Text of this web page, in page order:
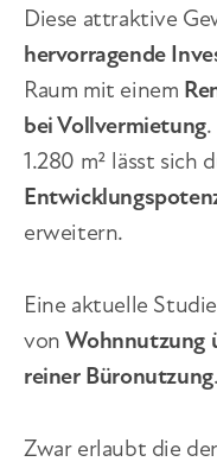
Diese attraktive
hervorragende
Raum mit einem
bei Vollvermietung.
1.280 m² lässt sich
erweitern.
Eine aktuelle
vonWohnnutzung
reiner Büronutzung.
Zwar erlaubt die